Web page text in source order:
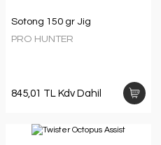
Sotong 150 gr Jig
PRO HUNTER
845,01 TL Kdv Dahil